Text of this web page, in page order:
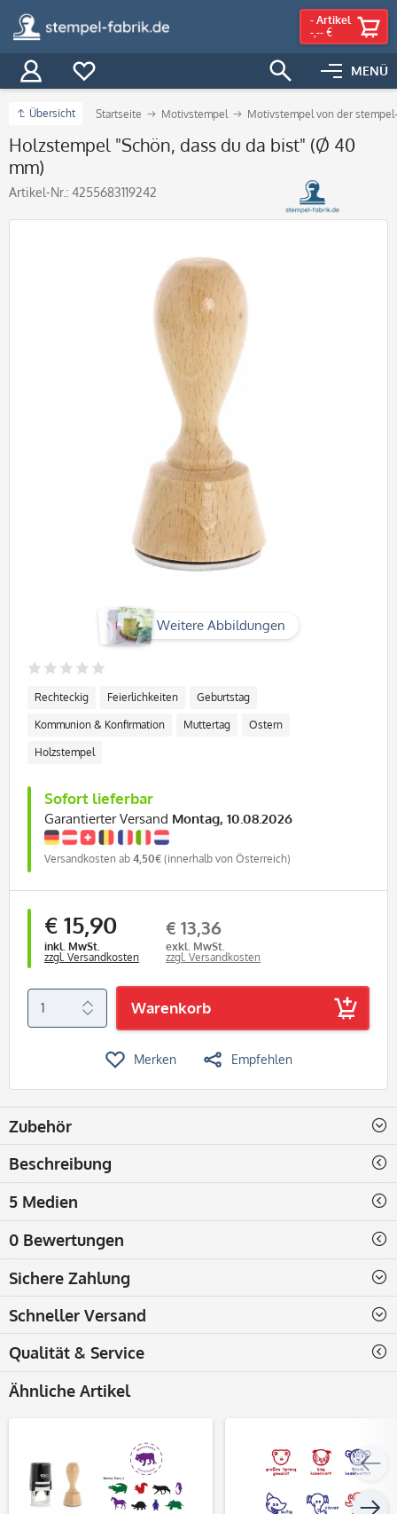
MENÜ
- Artikel
-,-- €
Übersicht Startseite Motivstempel Motivstempel von der
Holzstempel "Schön, dass du da bist" (Ø 40
mm)
Artikel-Nr.: 4255683119242
Weitere Abbildungen
Rechteckig Feierlichkeiten Geburtstag
Kommunion & Konfirmation Muttertag Ostern
Holzstempel
Sofort lieferbar
Garantierter Versand Montag, 10.08.2026
Versandkosten ab 4,50€ (innerhalb von Österreich)
€ 15,90
inkl. MwSt.
zzgl. Versandkosten
€ 13,36
exkl. MwSt.
zzgl. Versandkosten
Warenkorb
Merken Empfehlen
Zubehör
Beschreibung
5 Medien
0 Bewertungen
Sichere Zahlung
Schneller Versand
Qualität & Service
Ähnliche Artikel